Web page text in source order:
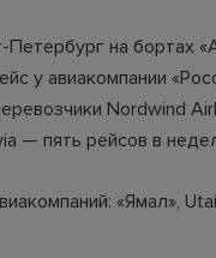
на бортах
у авиакомпании
Nordwind
— пять рейсов в
«Ямал»,